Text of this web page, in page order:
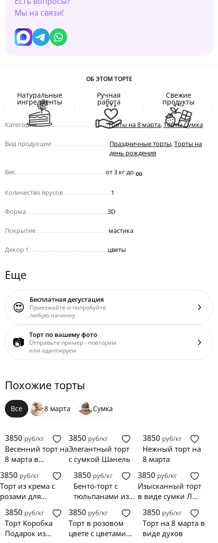
Мы на связи!
ОБ ЭТОМ ТОРТЕ
Натуральные
ингредиенты
Ручная
работа
Свежие
продукты
Категория.................................................Торты на 8 марта,Торты Сумка
Вид продукции Праздничные торты,Торты на
день рождения
Вес от 3 кг до ∞
Количество ярусов 1
Форма 3D
Покрытие мастика
Декор 1 цветы
Еще
😍 Бесплатная дегустация
Приезжайте и попробуйте
любую начинку
📷 Торт по вашему фото
Отправьте пример - повторим
или адаптируем
Похожие торты
Все 8 марта Сумка
3850 руб/кг
Весенний торт на
8 марта в
цветами
3850 руб/кг
Элегантный торт
с сумкой Шанель
3850 руб/кг
Нежный торт на
8 марта
3850 руб/кг
Торт из крема с
розами для
3850 руб/кг
Бенто-торт с
тюльпанами из
3850 руб/кг
Изысканный торт
в виде сумки Луи
3850 руб/кг
Торт Коробка
Подарок из
3850 руб/кг
Торт в розовом
цвете с цветами
3850 руб/кг
Торт на 8 марта в
виде духов